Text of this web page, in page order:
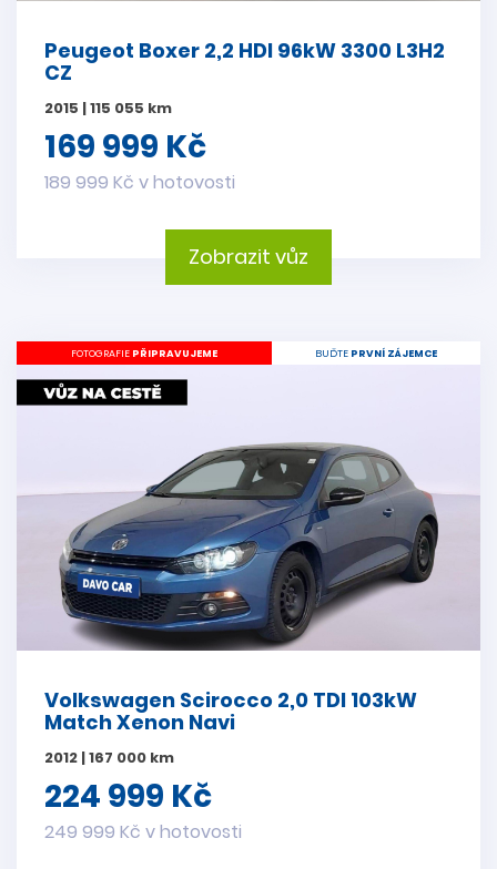
Peugeot Boxer 2,2 HDI 96kW 3300 L3H2
CZ
2015 | 115 055 km
169 999 Kč
189 999 Kč v hotovosti
Zobrazit vůz
FOTOGRAFIE PŘIPRAVUJEME BUĎTE PRVNÍ ZÁJEMCE
Volkswagen Scirocco 2,0 TDI 103kW
Match Xenon Navi
2012 | 167 000 km
224 999 Kč
249 999 Kč v hotovosti